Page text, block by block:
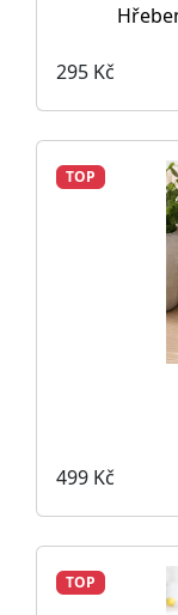
295 Kč
TOP
499 Kč
TOP